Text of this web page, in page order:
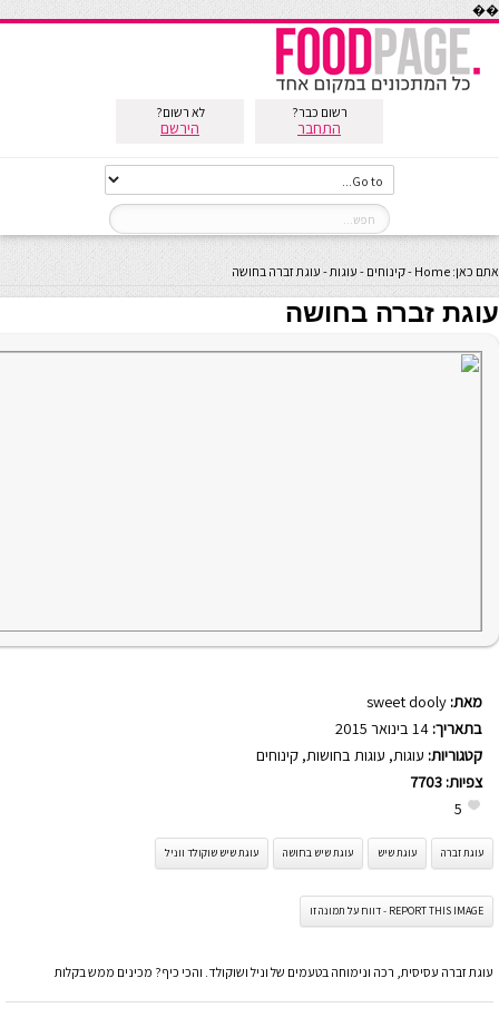
��
רשום כבר?
התחבר
לא רשום?
הירשם
אתם כאן: Home
-קינוחים - עוגות- עוגת זברה בחושה
עוגת זברה בחושה
מאת: sweet dooly
בתאריך:
קטגוריות: עוגות, עוגות בחושות, קינוחים
צפיות: 7703
5
עוגת זברה עוגת שיש עוגת שיש בחושה עוגת שיש שוקולד ווניל
REPORT THIS IMAGE - דווח על תמונה זו
עוגת זברה עסיסית, רכה ונימוחה בטעמים של וניל ושוקולד. והכי כיף? מכינים ממש בקלות